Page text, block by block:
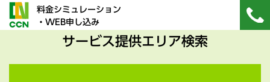
料金シミュレーション
・WEB申し込み
サービス提供エリア検索